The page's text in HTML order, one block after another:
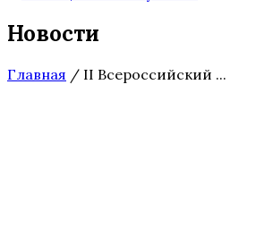
Новости
Главная / II Всероссийский ...